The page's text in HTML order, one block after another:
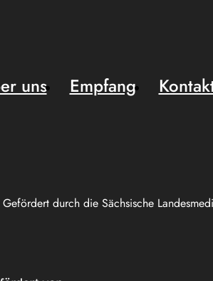
Gefördert durch die Sächsische
uns Empfang